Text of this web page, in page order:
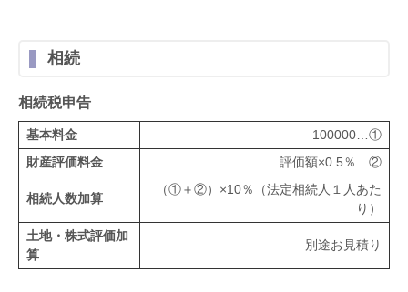
相続
相続税申告
基本料金
100000…①
財産評価料金
評価額×0.5％…②
相続人数加算
（①＋②）×10％（法定相続人１人あた
り）
土地・株式評価加
算
別途お見積り